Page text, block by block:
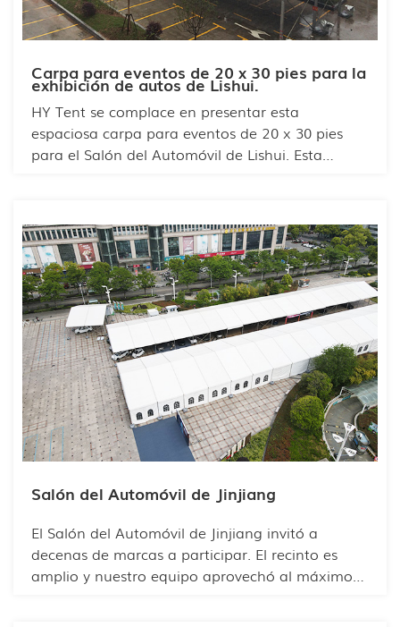
Carpa para eventos de 20 x 30 pies para la
exhibición de autos de Lishui.
HY Tent se complace en presentar esta
espaciosa carpa para eventos de 20 x 30 pies
para el Salón del Automóvil de Lishui. Esta
marca. Su estructura duradera y resistente a la
intemperie garantiza una protección confiable, a
la vez que permite una excelente visibilidad y
oportunidades para la promoción de marcas. Su
diseño diáfano crea un entorno sin obstáculos
que mejora la experiencia del visitante,
convirtiéndola en una opción excepcional para
exposiciones automovilísticas y eventos de
marketing.
Salón del Automóvil de Jinjiang
El Salón del Automóvil de Jinjiang invitó a
decenas de marcas a participar. El recinto es
amplio y nuestro equipo aprovechó al máximo